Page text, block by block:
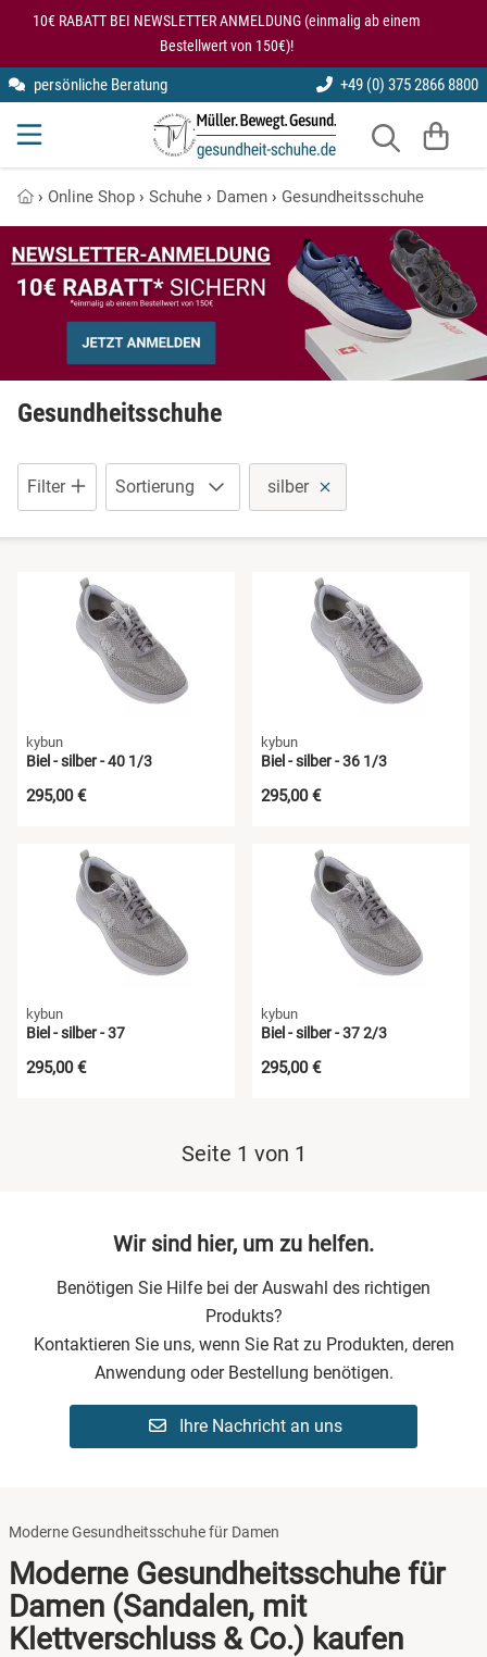
10€ RABATT BEI NEWSLETTER ANMELDUNG (einmalig ab einem
Bestellwert von 150€)!
persönliche Beratung +49 (0) 375 2866 8800
› Online Shop › Schuhe › Damen › Gesundheitsschuhe
Gesundheitsschuhe
Filter Sortierung silber
kybun
Biel - silber - 40 1/3
295,00 €
kybun
Biel - silber - 36 1/3
295,00 €
kybun
Biel - silber - 37
295,00 €
kybun
Biel - silber - 37 2/3
295,00 €
Seite 1 von 1
Wir sind hier, um zu helfen.
Benötigen Sie Hilfe bei der Auswahl des richtigen
Produkts?
Kontaktieren Sie uns, wenn Sie Rat zu Produkten, deren
Anwendung oder Bestellung benötigen.
Ihre Nachricht an uns
Moderne Gesundheitsschuhe für Damen
Moderne Gesundheitsschuhe für
Damen (Sandalen, mit
Klettverschluss & Co.) kaufen
Einlegesohlen
kybun
Modularis
SmartFoot
X10D
Gesundheitsschuhe für den Rücken
Knie entlastende Schuhe
Kybun Matte im Test
Kybun Schuhe bei Kniearthrose
Kybun Schuhe im Test
Schuhe bei Fersensporn
Übungen auf der kybun Matte